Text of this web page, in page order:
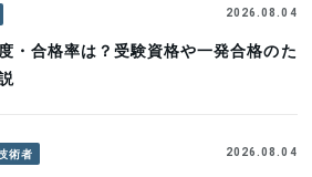
2026.08.04
・合格率は？受験資格や一発合格のた
術者 2026.08.04